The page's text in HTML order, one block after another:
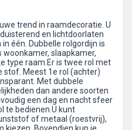
trend in raamdecoratie. U
en lichtdoorlaten
één. Dubbelle rolgordijn is
slaapkamer,
type raam.Er is twee rol met
stof. Meest 1e rol (achter)
Met dubbele
dan andere soorten
een dag en nacht sfeer
te bedienen.U kunt
of metaal (roestvrij),